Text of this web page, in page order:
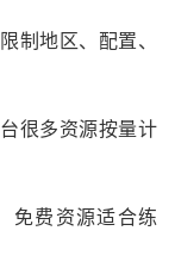
制地区、配置、
很多资源按量计
免费资源适合练